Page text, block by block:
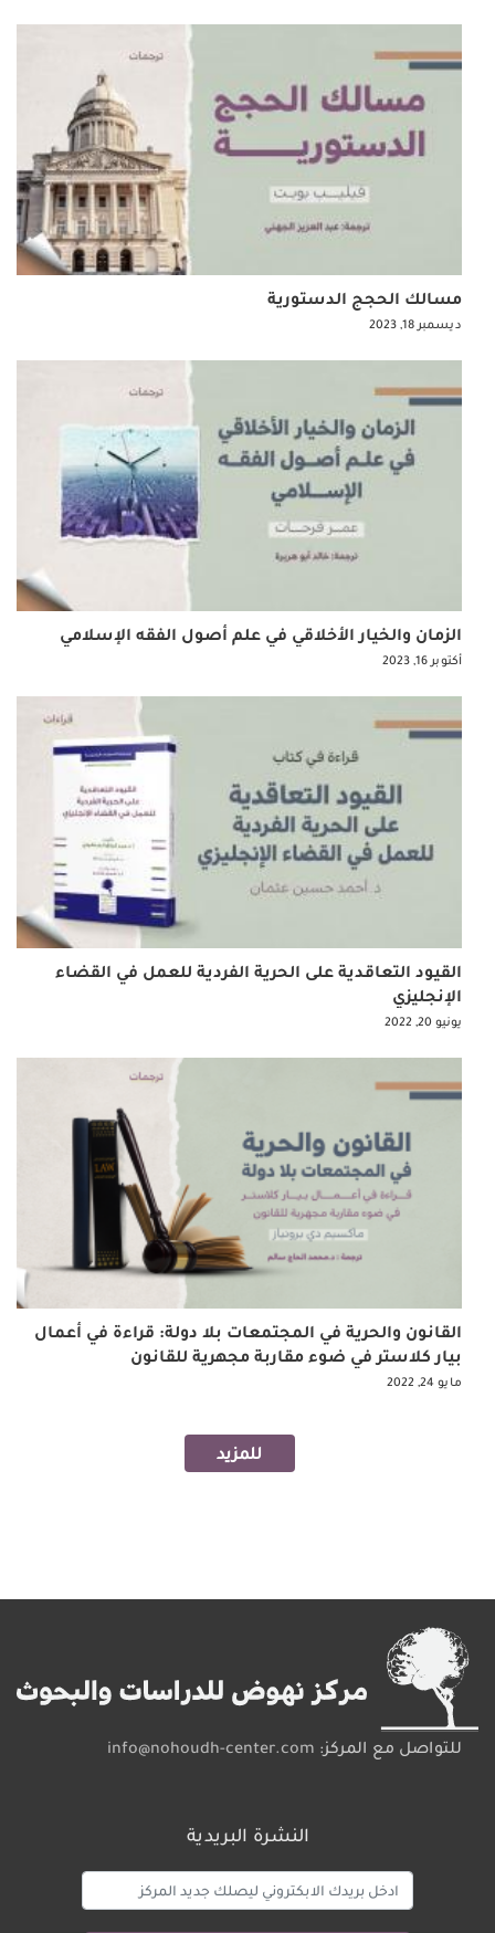
مسالك الحجج الدستورية
ديسمبر 18, 2023
الزمان والخيار الأخلاقي في علم أصول الفقه الإسلامي
أكتوبر 16, 2023
القيود التعاقدية على الحرية الفردية للعمل في القضاء
الإنجليزي
يونيو 20, 2022
القانون والحرية في المجتمعات بلا دولة: قراءة في أعمال
بيار كلاستر في ضوء مقاربة مجهرية للقانون
مايو 24, 2022
للمزيد
للتواصل مع المركز:info@nohoudh-center.com
النشرة البريدية